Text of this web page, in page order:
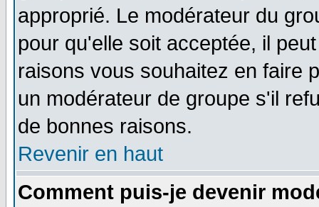
approprié. Le modérateur du
pour qu'elle soit acceptée, il
raisons vous souhaitez en faire
un modérateur de groupe s'il
de bonnes raisons.
Revenir en haut
Comment puis-je devenir